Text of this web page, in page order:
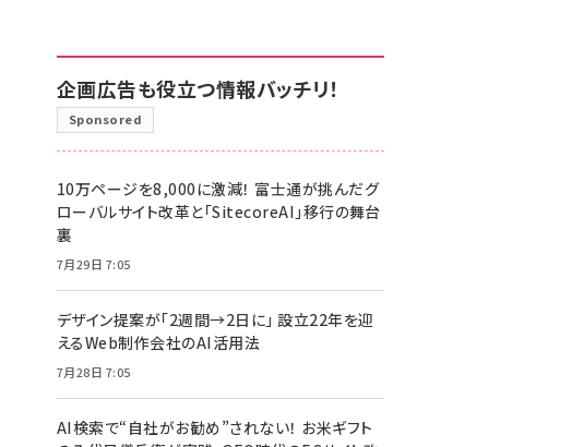
企画広告も役立つ情報バッチリ！
Sponsored
10万ページを8,000に激減！ 富士通が挑んだグ
ローバルサイト改革と「SitecoreAI」移行の舞台
裏
7月29日 7:05
デザイン提案が「2週間→2日に」 設立22年を迎
えるWeb制作会社のAI活用法
7月28日 7:05
AI検索で“自社がお勧め”されない！ お米ギフト